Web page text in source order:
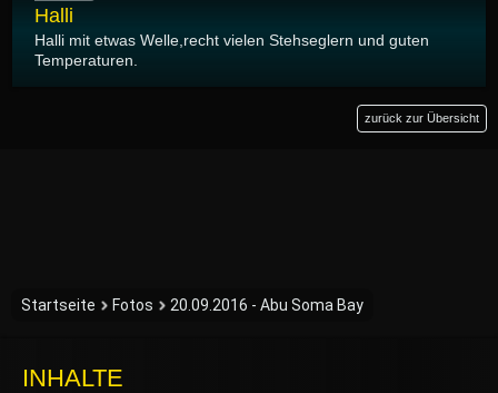
Halli
Halli mit etwas Welle,recht vielen Stehseglern und guten
Temperaturen.
zurück zur Übersicht
Startseite Fotos 20.09.2016 - Abu Soma Bay
INHALTE